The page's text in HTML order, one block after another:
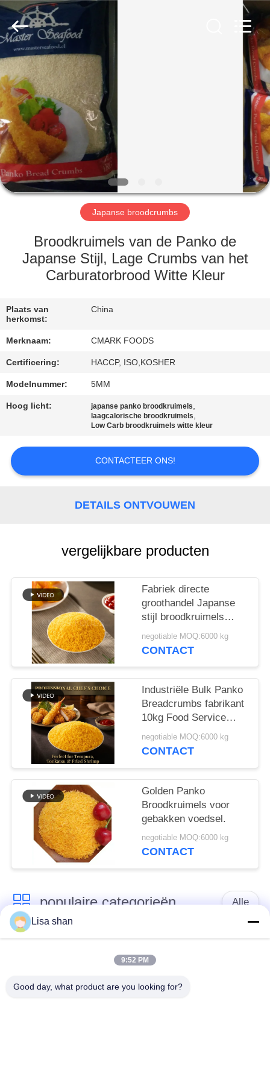
THUIS
PRODUCTEN
OVER
ONS
FABRIEKSTOUR
KWALITEITSCONTROLE
NEEM
MET
ONS
NIEUWS
VRAAG
OFFERTE
SITEMAP
PRIVACYBELEID
MARK
FOODS
TRADING
CO.,LTD..
All
Rights
Reserved.
Japanse broodcrumbs
Broodkruimels van de Panko de
Japanse Stijl, Lage Crumbs van het
Carburatorbrood Witte Kleur
Plaats van
herkomst:
China
Merknaam: CMARK FOODS
Certificering: HACCP, ISO,KOSHER
Modelnummer: 5MM
Hoog licht: japanse panko broodkruimels,
laagcalorische broodkruimels,
Low Carb broodkruimels witte kleur
CONTACTEER ONS!
DETAILS ONTVOUWEN
vergelijkbare producten
Fabriek directe
groothandel Japanse
stijl broodkruimels
bulkverpakking Panko
broodkruimels HACCP-
negotiable MOQ:6000 kg
CONTACT
Industriële Bulk Panko
Breadcrumbs fabrikant
10kg Food Service
verpakking
negotiable MOQ:6000 kg
CONTACT
Golden Panko
Broodkruimels voor
gebakken voedsel.
negotiable MOQ:6000 kg
CONTACT
populaire categorieën Alle
Japanse
broodcrumbs
Gehele het
Lisa shan
9:52 PM
Good day, what product are you looking for?